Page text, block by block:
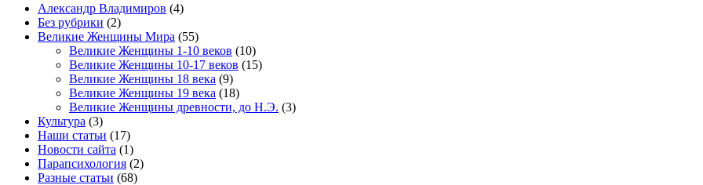
Александр Владимиров (4)
Без рубрики (2)
Великие Женщины Мира (55)
Великие Женщины 1-10 веков (10)
Великие Женщины 10-17 веков (15)
Великие Женщины 18 века (9)
Великие Женщины 19 века (18)
Великие Женщины древности, до Н.Э. (3)
Культура (3)
Наши статьи (17)
Новости сайта (1)
Парапсихология (2)
Разные статьи (68)